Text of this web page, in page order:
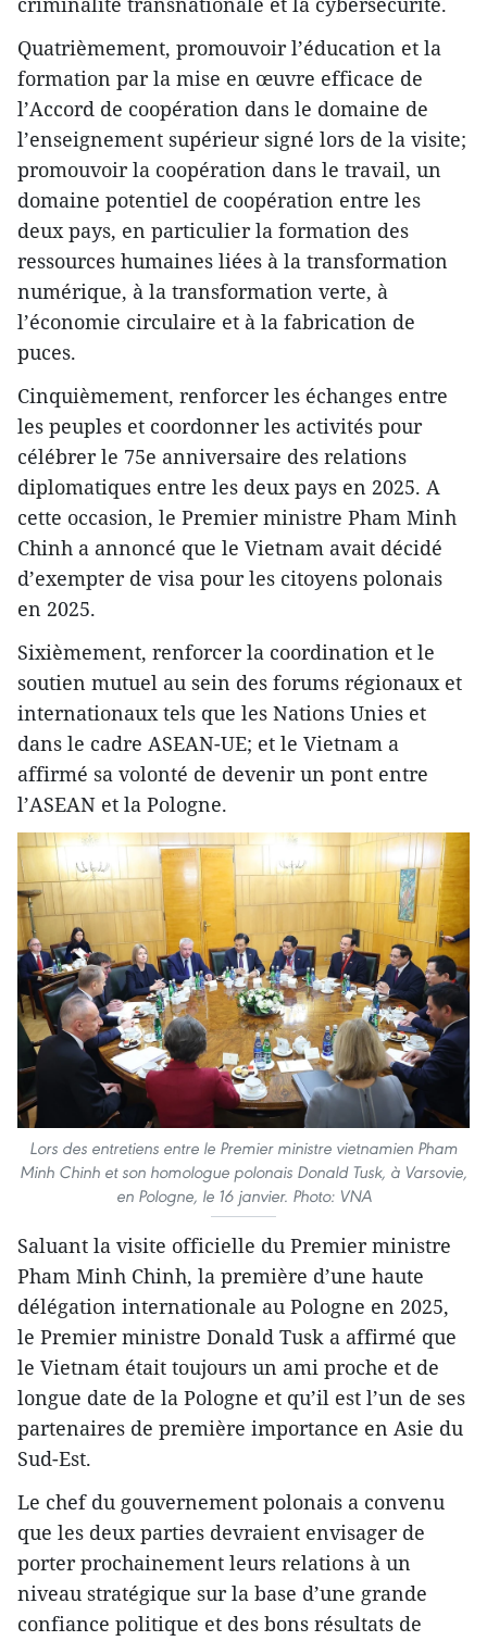
Quatrièmement, promouvoir l’éducation et la
formation par la mise en œuvre efficace de
l’Accord de coopération dans le domaine de
l’enseignement supérieur signé lors de la visite;
promouvoir la coopération dans le travail, un
domaine potentiel de coopération entre les
deux pays, en particulier la formation des
ressources humaines liées à la transformation
numérique, à la transformation verte, à
l’économie circulaire et à la fabrication de
puces.
Cinquièmement, renforcer les échanges entre
les peuples et coordonner les activités pour
célébrer le 75e anniversaire des relations
diplomatiques entre les deux pays en 2025. A
cette occasion, le Premier ministre Pham Minh
Chinh a annoncé que le Vietnam avait décidé
d’exempter de visa pour les citoyens polonais
en 2025.
Sixièmement, renforcer la coordination et le
soutien mutuel au sein des forums régionaux et
internationaux tels que les Nations Unies et
dans le cadre ASEAN-UE; et le Vietnam a
affirmé sa volonté de devenir un pont entre
l’ASEAN et la Pologne.
Lors des entretiens entre le Premier ministre vietnamien Pham
Minh Chinh et son homologue polonais Donald Tusk, à Varsovie,
en Pologne, le 16 janvier. Photo: VNA
Saluant la visite officielle du Premier ministre
Pham Minh Chinh, la première d’une haute
délégation internationale au Pologne en 2025,
le Premier ministre Donald Tusk a affirmé que
le Vietnam était toujours un ami proche et de
longue date de la Pologne et qu’il est l’un de ses
partenaires de première importance en Asie du
Sud-Est.
Le chef du gouvernement polonais a convenu
que les deux parties devraient envisager de
porter prochainement leurs relations à un
niveau stratégique sur la base d’une grande
confiance politique et des bons résultats de